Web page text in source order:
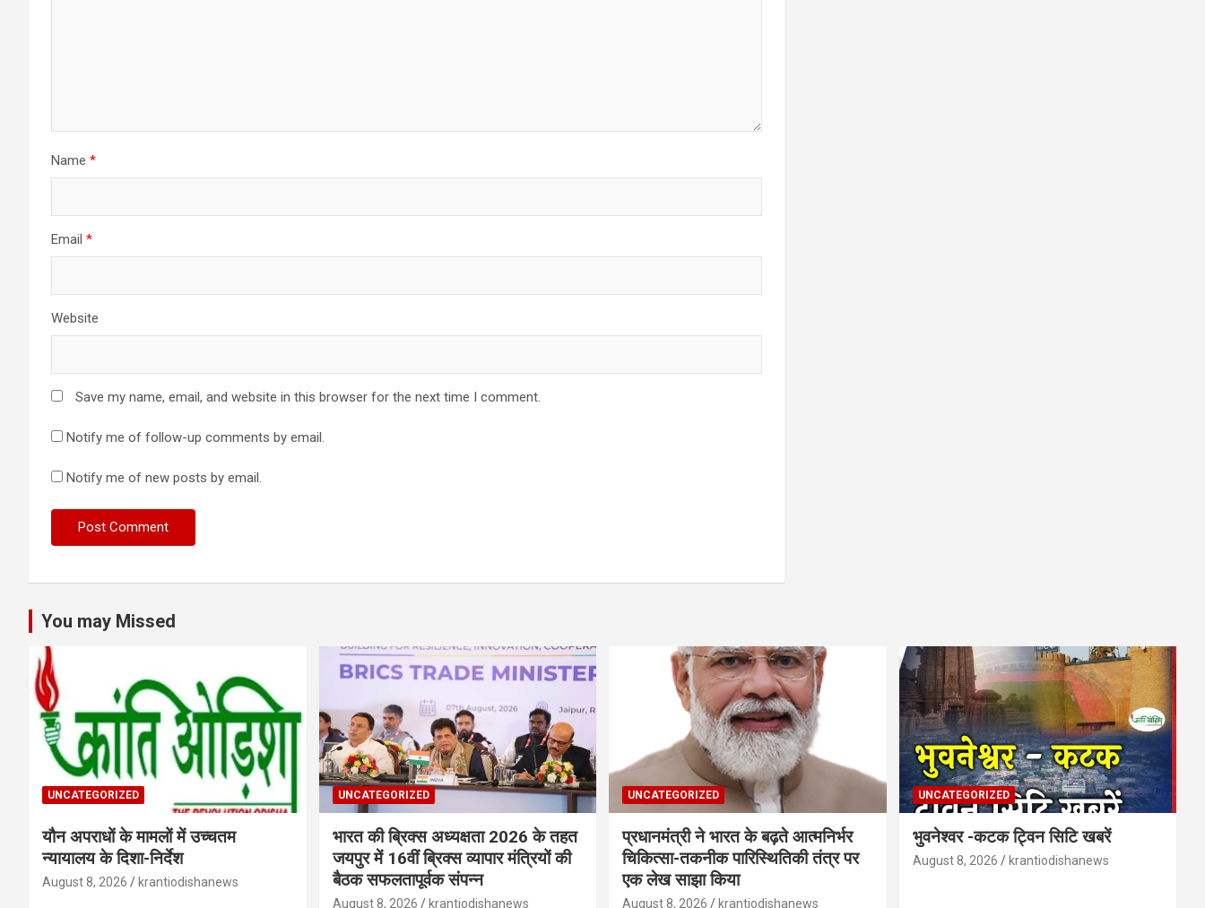
Name *
Email *
Website
Save my name, email, and website in this browser for the next time I comment.
Notify me of follow-up comments by email.
Notify me of new posts by email.
You may Missed
UNCATEGORIZED
यौन अपराधों के मामलों में उच्चतम
न्यायालय के दिशा-निर्देश
August 8, 2026 krantiodishanews
UNCATEGORIZED
भारत की ब्रिक्‍स अध्यक्षता 2026 के तहत
जयपुर में 16वीं ब्रिक्‍स व्यापार मंत्रियों की
बैठक सफलतापूर्वक संपन्न
August 8, 2026 krantiodishanews
UNCATEGORIZED
प्रधानमंत्री ने भारत के बढ़ते आत्मनिर्भर
चिकित्सा-तकनीक पारिस्थितिकी तंत्र पर
एक लेख साझा किया
August 8, 2026 krantiodishanews
UNCATEGORIZED
भुवनेश्वर -कटक ट्विन सिटि खबरें
August 8, 2026 krantiodishanews